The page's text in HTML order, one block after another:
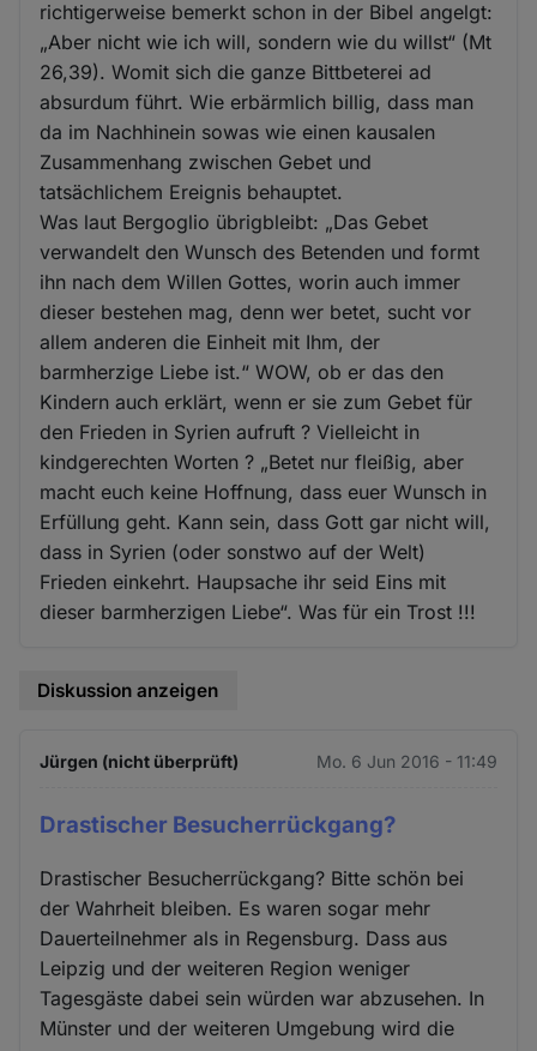
richtigerweise bemerkt schon in der Bibel angelgt:
„Aber nicht wie ich will, sondern wie du willst“ (Mt
26,39). Womit sich die ganze Bittbeterei ad
absurdum führt. Wie erbärmlich billig, dass man
da im Nachhinein sowas wie einen kausalen
Zusammenhang zwischen Gebet und
tatsächlichem Ereignis behauptet.
Was laut Bergoglio übrigbleibt: „Das Gebet
verwandelt den Wunsch des Betenden und formt
ihn nach dem Willen Gottes, worin auch immer
dieser bestehen mag, denn wer betet, sucht vor
allem anderen die Einheit mit Ihm, der
barmherzige Liebe ist.“ WOW, ob er das den
Kindern auch erklärt, wenn er sie zum Gebet für
den Frieden in Syrien aufruft ? Vielleicht in
kindgerechten Worten ? „Betet nur fleißig, aber
macht euch keine Hoffnung, dass euer Wunsch in
Erfüllung geht. Kann sein, dass Gott gar nicht will,
dass in Syrien (oder sonstwo auf der Welt)
Frieden einkehrt. Haupsache ihr seid Eins mit
dieser barmherzigen Liebe“. Was für ein Trost !!!
Diskussion anzeigen
Jürgen (nicht überprüft) Mo. 6 Jun 2016 - 11:49
Drastischer Besucherrückgang?
Drastischer Besucherrückgang? Bitte schön bei
der Wahrheit bleiben. Es waren sogar mehr
Dauerteilnehmer als in Regensburg. Dass aus
Leipzig und der weiteren Region weniger
Tagesgäste dabei sein würden war abzusehen. In
Münster und der weiteren Umgebung wird die